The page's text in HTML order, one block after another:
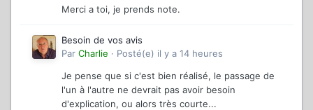
Merci a toi, je prends note.
Besoin de vos avis
Par Charlie · Posté(e) il y a 14 heures
Je pense que si c'est bien réalisé, le passage de
l'un à l'autre ne devrait pas avoir besoin
d'explication, ou alors très courte...